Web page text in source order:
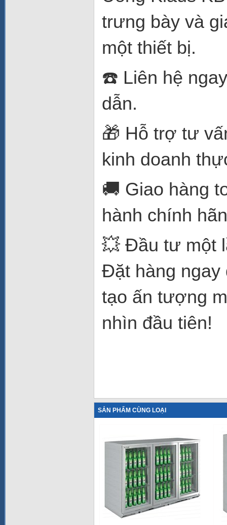
trưng bày và
một thiết bị.
☎️ Liên hệ
dẫn.
🎁 Hỗ trợ tư
kinh doanh
🚚 Giao hàng
hành chính
💥 Đầu tư một
Đặt hàng ngay
tạo ấn tượng
nhìn đầu tiên!
SẢN PHẨM CÙNG LOẠI